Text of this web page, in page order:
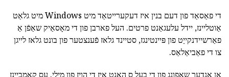
די פאַסאַד פון דעם בנין איז דעקערייטאַד מיט Windows מיט גלאַט
אַוטליינז, יידל עלעגאַנט פרטים. העל פארבן פון די מאָסאַיק שאַפֿן אַ
פאַרשיידנקייַט פון פּיינטינגז, סטיינד גלאז פֿענצטער פון בונט גלאז לייגן
צו די פאַביאַלאַס.
אן אנדער שאַפונג פון די בעל ס האַנט איז די הויז פון מילי. עס קאַמביינז